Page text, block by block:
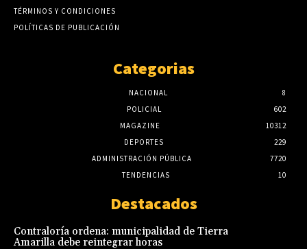
TÉRMINOS Y CONDICIONES
POLÍTICAS DE PUBLICACIÓN
Categorias
NACIONAL
8
POLICIAL
602
MAGAZINE
10312
DEPORTES
229
ADMINISTRACIÓN PÚBLICA
7720
TENDENCIAS
10
Destacados
Contraloría ordena: municipalidad de Tierra
Amarilla debe reintegrar horas